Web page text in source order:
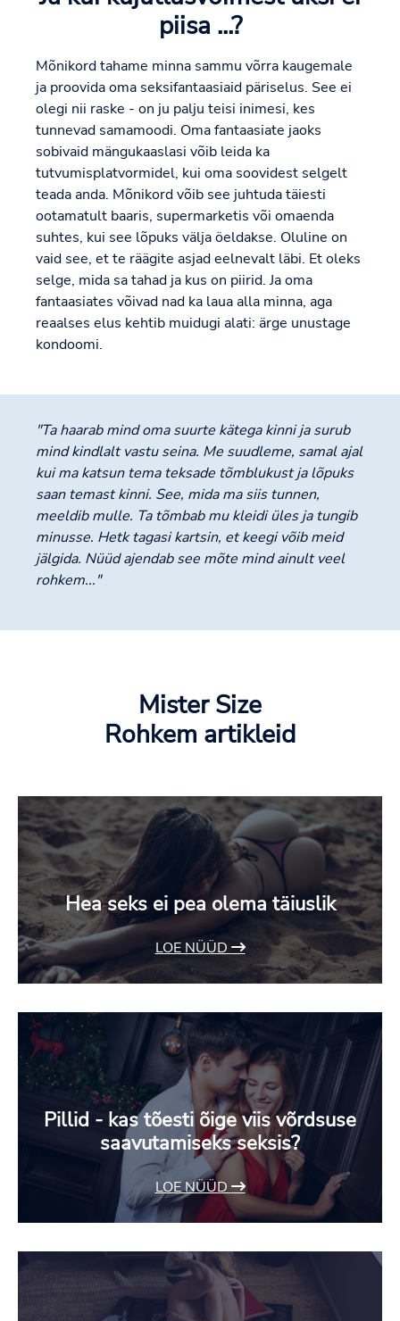
piisa ...?
Mõnikord tahame minna sammu võrra kaugemale
ja proovida oma seksifantaasiaid päriselus. See ei
olegi nii raske - on ju palju teisi inimesi, kes
tunnevad samamoodi. Oma fantaasiate jaoks
sobivaid mängukaaslasi võib leida ka
tutvumisplatvormidel, kui oma soovidest selgelt
teada anda. Mõnikord võib see juhtuda täiesti
ootamatult baaris, supermarketis või omaenda
suhtes, kui see lõpuks välja öeldakse. Oluline on
vaid see, et te räägite asjad eelnevalt läbi. Et oleks
selge, mida sa tahad ja kus on piirid. Ja oma
fantaasiates võivad nad ka laua alla minna, aga
reaalses elus kehtib muidugi alati: ärge unustage
kondoomi.
"Ta haarab mind oma suurte kätega kinni ja surub
mind kindlalt vastu seina. Me suudleme, samal ajal
kui ma katsun tema teksade tõmblukust ja lõpuks
saan temast kinni. See, mida ma siis tunnen,
meeldib mulle. Ta tõmbab mu kleidi üles ja tungib
minusse. Hetk tagasi kartsin, et keegi võib meid
jälgida. Nüüd ajendab see mõte mind ainult veel
rohkem..."
Mister Size
Rohkem artikleid
Hea seks ei pea olema täiuslik
LOE NÜÜD
Pillid - kas tõesti õige viis võrdsuse
saavutamiseks seksis?
LOE NÜÜD